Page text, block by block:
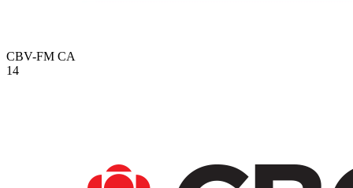
CBV-FM CA
14